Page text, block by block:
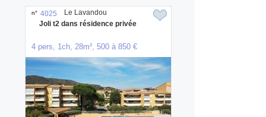
n° 4025
Joli t2 dans résidence privée
4 pers, 1ch, 28m², 500 à 850 €
Le Lavandou